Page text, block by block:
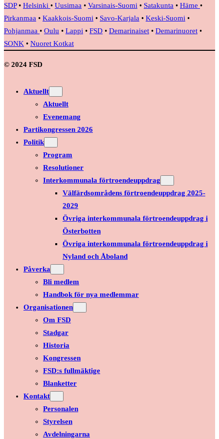
SDP• Helsinki • Uusimaa • Varsinais-Suomi • Satakunta • Häme •
Pirkanmaa • Kaakkois-Suomi • Savo-Karjala • Keski-Suomi •
Pohjanmaa • Oulu • Lappi • FSD • Demarinaiset • Demarinuoret •
SONK • Nuoret Kotkat
© 2024 FSD
Aktuellt
Aktuellt
Evenemang
Partikongressen 2026
Politik
Program
Resolutioner
Interkommunala förtroendeuppdrag
Välfärdsområdens förtroendeuppdrag 2025-
2029
Övriga interkommunala förtroendeuppdrag i
Österbotten
Övriga interkommunala förtroendeuppdrag i
Nyland och Åboland
Påverka
Bli medlem
Handbok för nya medlemmar
Organisationen
Om FSD
Stadgar
Historia
Kongressen
FSD:s fullmäktige
Blanketter
Kontakt
Personalen
Styrelsen
Avdelningarna